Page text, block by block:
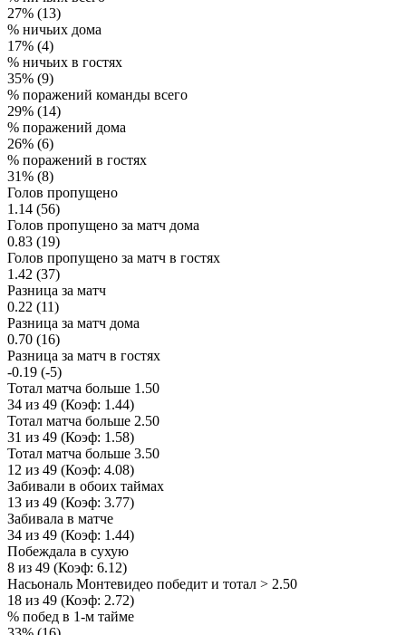
27% (13)
% ничьих дома
17% (4)
% ничьих в гостях
35% (9)
% поражений команды всего
29% (14)
% поражений дома
26% (6)
% поражений в гостях
31% (8)
Голов пропущено
1.14 (56)
Голов пропущено за матч дома
0.83 (19)
Голов пропущено за матч в гостях
1.42 (37)
Разница за матч
0.22 (11)
Разница за матч дома
0.70 (16)
Разница за матч в гостях
-0.19 (-5)
Тотал матча больше 1.50
34 из 49 (Коэф: 1.44)
Тотал матча больше 2.50
31 из 49 (Коэф: 1.58)
Тотал матча больше 3.50
12 из 49 (Коэф: 4.08)
Забивали в обоих таймах
13 из 49 (Коэф: 3.77)
Забивала в матче
34 из 49 (Коэф: 1.44)
Побеждала в сухую
8 из 49 (Коэф: 6.12)
Насьональ Монтевидео победит и тотал > 2.50
18 из 49 (Коэф: 2.72)
% побед в 1-м тайме